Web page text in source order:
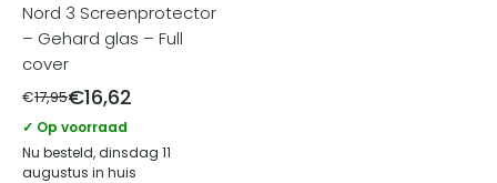
Nord 3 Screenprotector
– Gehard glas – Full
cover
€17,95€16,62
✓ Op voorraad
Nu besteld, dinsdag 11
augustus in huis